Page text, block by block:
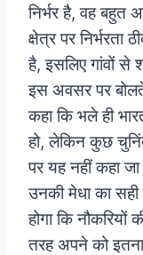
निर्भर है, वह बहुत
क्षेत्र पर
है, इसलिए गांवों से
इस अवसर पर
कहा कि भले ही
हो, लेकिन कुछ
पर यह नहीं कहा
उनकी मेधा का सही
होगा कि
तरह अपने को